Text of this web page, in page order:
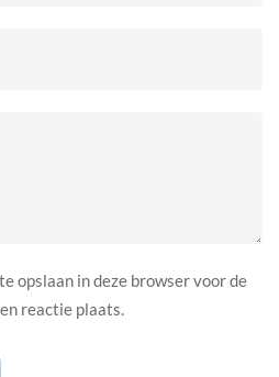
opslaan in deze browser voor de
reactie plaats.